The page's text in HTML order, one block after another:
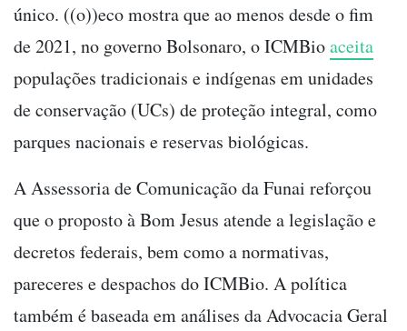
único. ((o))eco mostra que ao menos desde o fim
de 2021, no governo Bolsonaro, o ICMBioaceita
populações tradicionais e indígenas em unidades
de conservação (UCs) de proteção integral, como
parques nacionais e reservas biológicas.
A Assessoria de Comunicação da Funai reforçou
que o proposto à Bom Jesus atende a legislação e
decretos federais, bem como a normativas,
pareceres e despachos do ICMBio. A política
também é baseada em análises da Advocacia Geral